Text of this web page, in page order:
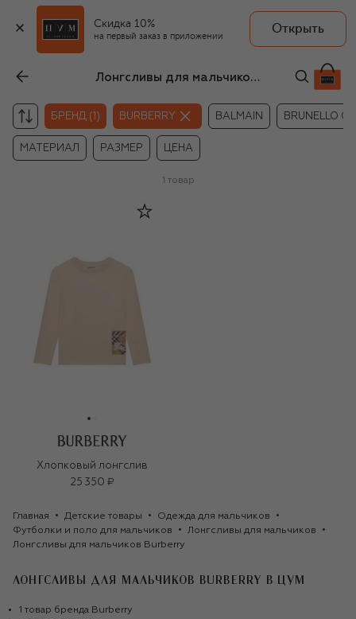
Скидка 10%
на первый заказ в приложении
Открыть
Лонгсливы для мальчиков Burberry
БРЕНД (1) BURBERRY BALMAIN BRUNELLO
МАТЕРИАЛ РАЗМЕР ЦЕНА
1 товар
Хлопковый лонгслив
25 350 ₽
Главная Детские товары
Одежда для мальчиков
Футболки и поло для мальчиков
Лонгсливы для мальчиков
Лонгсливы для мальчиков Burberry
ЛОНГСЛИВЫ ДЛЯ МАЛЬЧИКОВ BURBERRY В ЦУМ
1 товар бренда Burberry